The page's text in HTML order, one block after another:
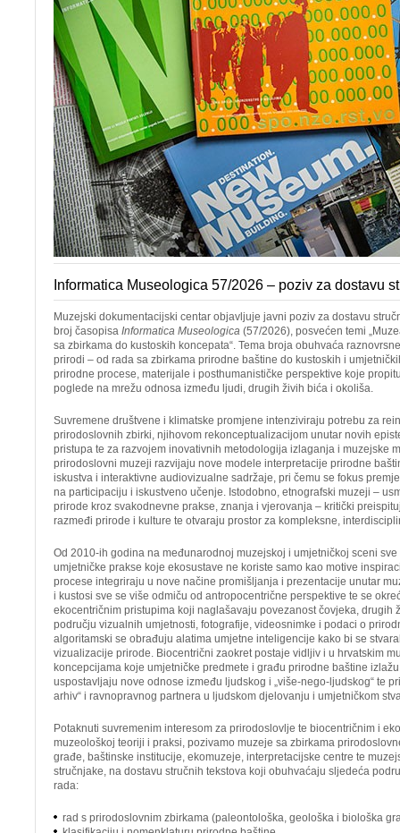
Informatica Museologica 57/2026 – poziv za dostavu
Muzejski dokumentacijski centar objavljuje javni poziv za dostavu
broj časopisa Informatica Museologica (57/2026), posvećen temi
sa zbirkama do kustoskih koncepata“. Tema broja obuhvaća
prirodi – od rada sa zbirkama prirodne baštine do kustoskih i
prirodne procese, materijale i posthumanističke perspektive koje
poglede na mrežu odnosa između ljudi, drugih živih bića i okoliša.
Suvremene društvene i klimatske promjene intenziviraju potrebu za
prirodoslovnih zbirki, njihovom rekonceptualizacijom unutar novih
pristupa te za razvojem inovativnih metodologija izlaganja i muzejske
prirodoslovni muzeji razvijaju nove modele interpretacije prirodne
iskustva i interaktivne audiovizualne sadržaje, pri čemu se fokus
na participaciju i iskustveno učenje. Istodobno, etnografski muzeji –
prirode kroz svakodnevne prakse, znanja i vjerovanja – kritički
razmeđi prirode i kulture te otvaraju prostor za kompleksne,
Od 2010-ih godina na međunarodnoj muzejskoj i umjetničkoj sceni
umjetničke prakse koje ekosustave ne koriste samo kao motive
procese integriraju u nove načine promišljanja i prezentacije unutar
i kustosi sve se više odmiču od antropocentrične perspektive te se
ekocentričnim pristupima koji naglašavaju povezanost čovjeka, drugih
području vizualnih umjetnosti, fotografije, videosnimke i podaci o
algoritamski se obrađuju alatima umjetne inteligencije kako bi se
vizualizacije prirode. Biocentrični zaokret postaje vidljiv i u hrvatskim
koncepcijama koje umjetničke predmete i građu prirodne baštine
uspostavljaju nove odnose između ljudskog i „više-nego-ljudskog“ te
arhiv“ i ravnopravnog partnera u ljudskom djelovanju i umjetničkom
Potaknuti suvremenim interesom za prirodoslovlje te biocentričnim i
muzeološkoj teoriji i praksi, pozivamo muzeje sa zbirkama
građe, baštinske institucije, ekomuzeje, interpretacijske centre te
stručnjake, na dostavu stručnih tekstova koji obuhvaćaju sljedeća
rada:
rad s prirodoslovnim zbirkama (paleontološka, geološka i biološka